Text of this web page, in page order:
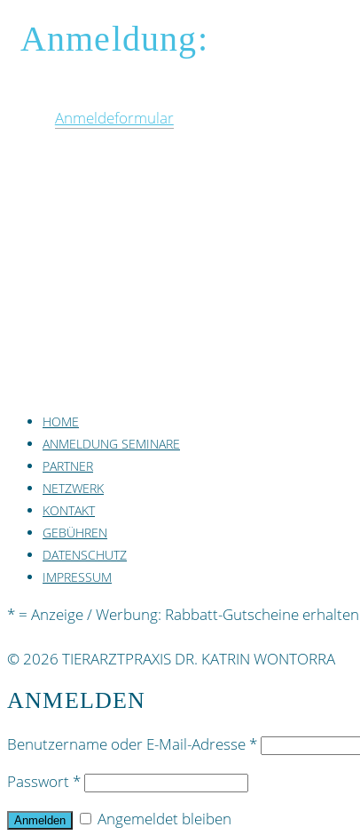
Anmeldung:
Anmeldeformular
HOME
ANMELDUNG SEMINARE
PARTNER
NETZWERK
KONTAKT
GEBÜHREN
DATENSCHUTZ
IMPRESSUM
* = Anzeige / Werbung: Rabbatt-Gutscheine
© 2026 TIERARZTPRAXIS DR. KATRIN WONTORRA
ANMELDEN
Benutzername oder E-Mail-Adresse *
Passwort *
Anmelden
Angemeldet bleiben